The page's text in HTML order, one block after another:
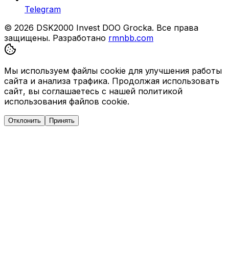
Telegram
© 2026 DSK2000 Invest DOO Grocka. Все права
защищены. Разработано rmnbb.com
Мы используем файлы cookie для улучшения работы
сайта и анализа трафика. Продолжая использовать
сайт, вы соглашаетесь с нашей политикой
использования файлов cookie.
Отклонить Принять